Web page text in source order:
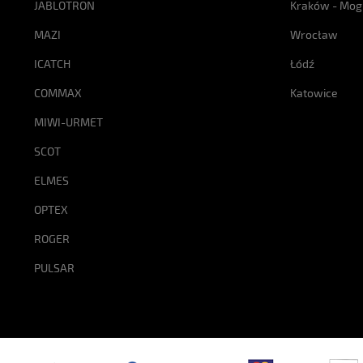
JABLOTRON
MAZI
ICATCH
COMMAX
MIWI-URMET
SCOT
ELMES
OPTEX
ROGER
PULSAR
Kraków -
Wrocław
Łódź
Katowice